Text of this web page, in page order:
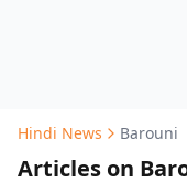
Hindi News Barouni
Articles on